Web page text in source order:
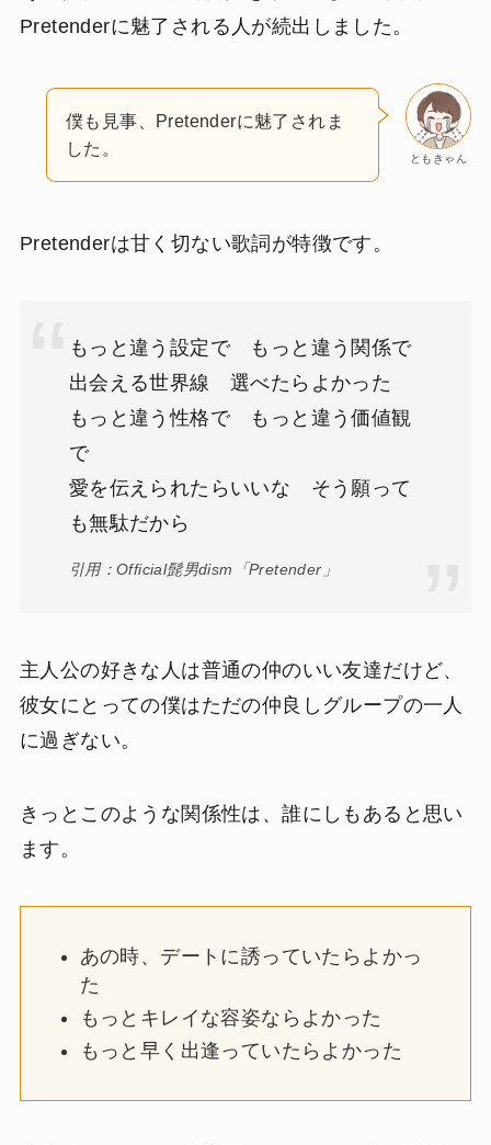
Pretenderに魅了される人が続出しました。
ともきゃん
僕も見事、Pretenderに魅了されま
した。
Pretenderは甘く切ない歌詞が特徴です。
もっと違う設定で もっと違う関係で
出会える世界線 選べたらよかった
もっと違う性格で もっと違う価値観
で
愛を伝えられたらいいな そう願って
も無駄だから
引用：Official髭男dism「Pretender」
主人公の好きな人は普通の仲のいい友達だけど、
彼女にとっての僕はただの仲良しグループの一人
に過ぎない。
きっとこのような関係性は、誰にしもあると思い
ます。
あの時、デートに誘っていたらよかっ
た
もっとキレイな容姿ならよかった
もっと早く出逢っていたらよかった